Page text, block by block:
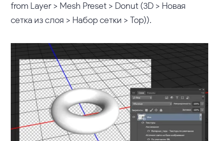
from Layer > Mesh Preset > Donut (3D > Новая
сетка из слоя > Набор сетки > Тор)).